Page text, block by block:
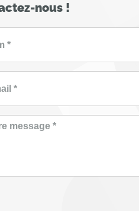
nous !